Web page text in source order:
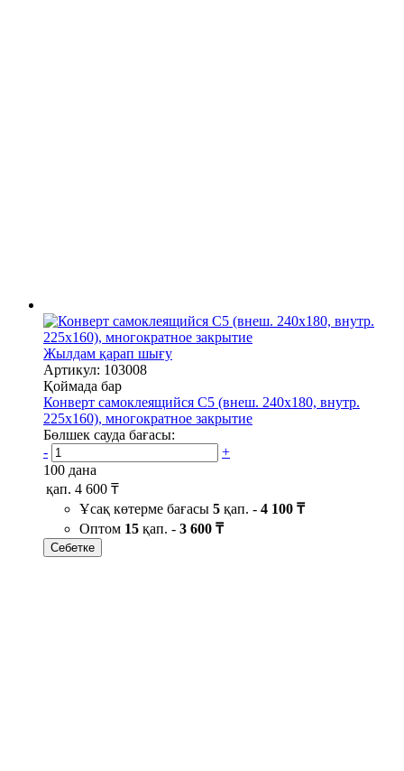
Жылдам қарап шығу
Артикул: 103008
Қоймада бар
Конверт самоклеящийся С5 (внеш. 240х180, внутр.
225х160), многократное закрытие
Бөлшек сауда бағасы:
-
+
100 дана
қап. 4 600 ₸
Ұсақ көтерме бағасы 5 қап. - 4 100 ₸
Оптом 15 қап. - 3 600 ₸
Себетке